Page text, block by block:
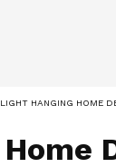
LIGHT HANGING HOME